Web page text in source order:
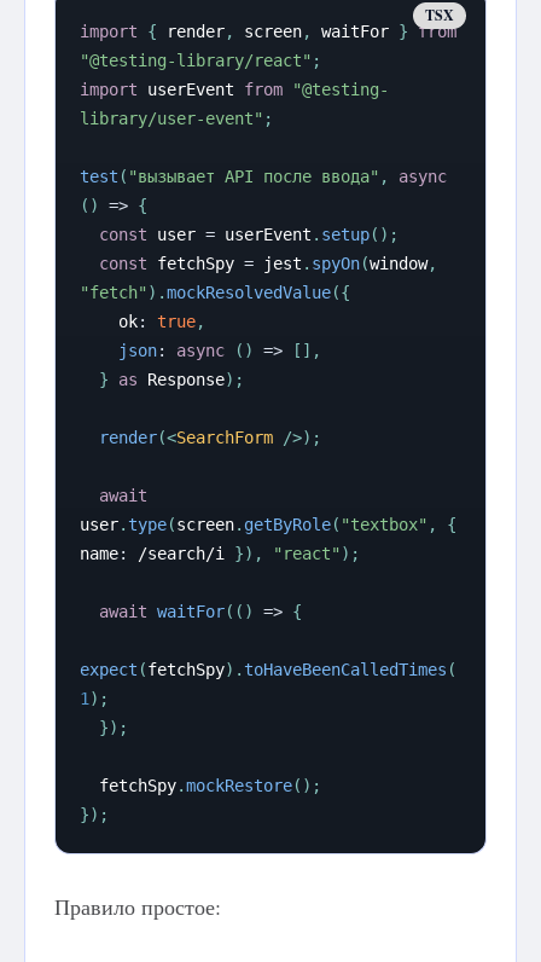
import { render, screen, waitFor } from
"@testing-library/react" ;
import userEvent from
"@testing-
library/user-event" ;
test ( "вызывает API после ввода" ,
async
( ) => {
const user = userEvent . setup( ) ;
const fetchSpy = jest . spyOn(window,
"fetch" ) .mockResolvedValue({
    ok
: true,
json: async ( ) => [ ] ,
}
as Response) ;
render(<SearchForm />) ;
await
user. type(screen. getByRole( "textbox" ,
{
name: /search/i }) , "react" ) ;
await waitFor( ( ) => {
expect (fetchSpy) . toHaveBeenCalledTimes (
1 ) ;
}) ;
  fetchSpy
.mockRestore( ) ;
}) ;
Правило простое: